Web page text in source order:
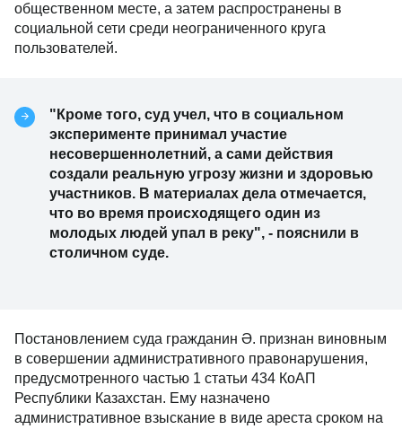
общественном месте, а затем распространены в
социальной сети среди неограниченного круга
пользователей.
"Кроме того, суд учел, что в социальном
эксперименте принимал участие
несовершеннолетний, а сами действия
создали реальную угрозу жизни и здоровью
участников. В материалах дела отмечается,
что во время происходящего один из
молодых людей упал в реку", - пояснили в
столичном суде.
Постановлением суда гражданин Ә. признан виновным
в совершении административного правонарушения,
предусмотренного частью 1 статьи 434 КоАП
Республики Казахстан. Ему назначено
административное взыскание в виде ареста сроком на